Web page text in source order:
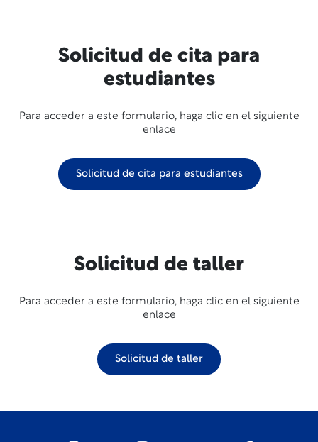
Solicitud de cita para
estudiantes
Para acceder a este formulario, haga clic en el siguiente
enlace
Solicitud de cita para estudiantes
Solicitud de taller
Para acceder a este formulario, haga clic en el siguiente
enlace
Solicitud de taller